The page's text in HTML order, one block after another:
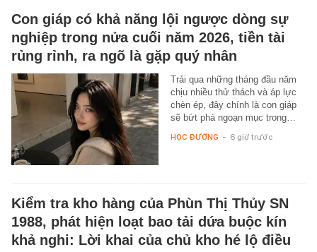
Con giáp có khả năng lội ngược dòng sự
nghiệp trong nửa cuối năm 2026, tiền tài
rủng rỉnh, ra ngõ là gặp quý nhân
Trải qua những tháng đầu năm
chịu nhiều thử thách và áp lực
chèn ép, đây chính là con giáp
sẽ bứt phá ngoạn mục trong…
HỌC ĐƯỜNG - 6 giờ trước
Kiểm tra kho hàng của Phùn Thị Thủy SN
1988, phát hiện loạt bao tải dứa buộc kín
khả nghi: Lời khai của chủ kho hé lộ điều